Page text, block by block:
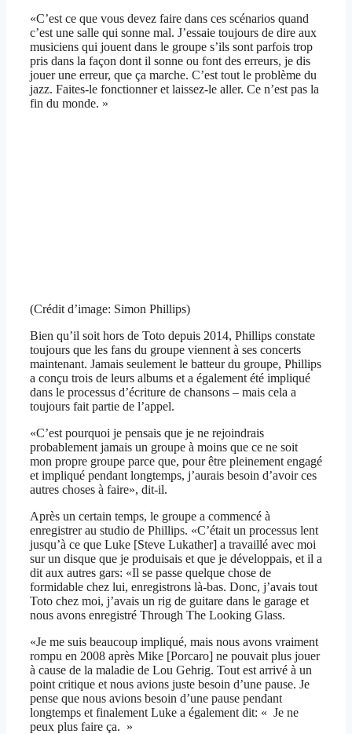
«C’est ce que vous devez faire dans ces scénarios quand
c’est une salle qui sonne mal. J’essaie toujours de dire aux
musiciens qui jouent dans le groupe s’ils sont parfois trop
pris dans la façon dont il sonne ou font des erreurs, je dis
jouer une erreur, que ça marche. C’est tout le problème du
jazz. Faites-le fonctionner et laissez-le aller. Ce n’est pas la
fin du monde. »
(Crédit d’image: Simon Phillips)
Bien qu’il soit hors de Toto depuis 2014, Phillips constate
toujours que les fans du groupe viennent à ses concerts
maintenant. Jamais seulement le batteur du groupe, Phillips
a conçu trois de leurs albums et a également été impliqué
dans le processus d’écriture de chansons – mais cela a
toujours fait partie de l’appel.
«C’est pourquoi je pensais que je ne rejoindrais
probablement jamais un groupe à moins que ce ne soit
mon propre groupe parce que, pour être pleinement engagé
et impliqué pendant longtemps, j’aurais besoin d’avoir ces
autres choses à faire», dit-il.
Après un certain temps, le groupe a commencé à
enregistrer au studio de Phillips. «C’était un processus lent
jusqu’à ce que Luke [Steve Lukather] a travaillé avec moi
sur un disque que je produisais et que je développais, et il a
dit aux autres gars: «Il se passe quelque chose de
formidable chez lui, enregistrons là-bas. Donc, j’avais tout
Toto chez moi, j’avais un rig de guitare dans le garage et
nous avons enregistré Through The Looking Glass.
«Je me suis beaucoup impliqué, mais nous avons vraiment
rompu en 2008 après Mike [Porcaro] ne pouvait plus jouer
à cause de la maladie de Lou Gehrig. Tout est arrivé à un
point critique et nous avions juste besoin d’une pause. Je
pense que nous avions besoin d’une pause pendant
longtemps et finalement Luke a également dit: « Je ne
peux plus faire ça. »